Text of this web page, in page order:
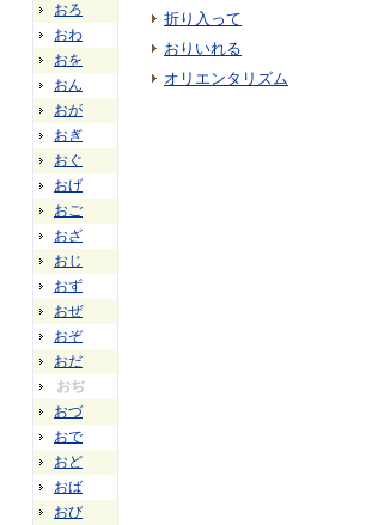
おろ
おわ
おを
おん
おが
おぎ
おぐ
おげ
おご
おざ
おじ
おず
おぜ
おぞ
おだ
おぢ
おづ
おで
おど
おば
おび
折り入って
おりいれる
オリエンタリズム